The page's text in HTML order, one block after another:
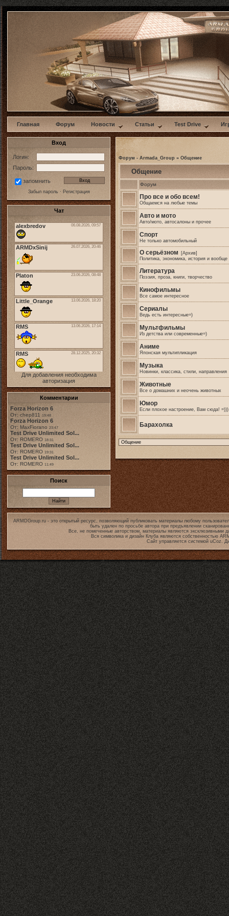
w
Главная Форум Новости Статьи Test Drive
Вход
Логин:
Пароль:
запомнить
Забыл пароль· Регистрация
Чат
Для добавления необходима
авторизация
Комментарии
Forza Horizon 6
От: chep811 19:48
Forza Horizon 6
От: MaxFiorano 23:47
Test Drive Unlimited Sol...
От: ROMERO 18:31
Test Drive Unlimited Sol...
От: ROMERO 19:31
Test Drive Unlimited Sol...
От: ROMERO 11:49
Поиск
Форум - Armada_Group » Общение
Общение
Форум
Про все и обо всем!
Общаемся на любые темы
Авто и мото
Авто/мото, автосалоны и прочее
Спорт
Не только автомобильный
О серьёзном
[Архив]
Политика, экономика, история и
Литература
Поэзия, проза, книги, творчество
Кинофильмы
Все самое интересное
Сериалы
Ведь есть интересные=)
Мультфильмы
Из детства или современные=)
Аниме
Японская мультипликация
Музыка
Новинки, классика, стили, направления
Животные
Все о домашних и неочень животных
Юмор
Если плохое настроение, Вам сюда! =)))
Барахолка
ARMDGroup.ru - это открытый ресурс, позволяющий публиковать материалы любому
быть удален по просьбе автора при предъявлении
Все, не помеченные авторством, материалы являются эксклюзивными
Вся символика и дизайн Клуба являются собственностью
Сайт управляется системой uCoz.